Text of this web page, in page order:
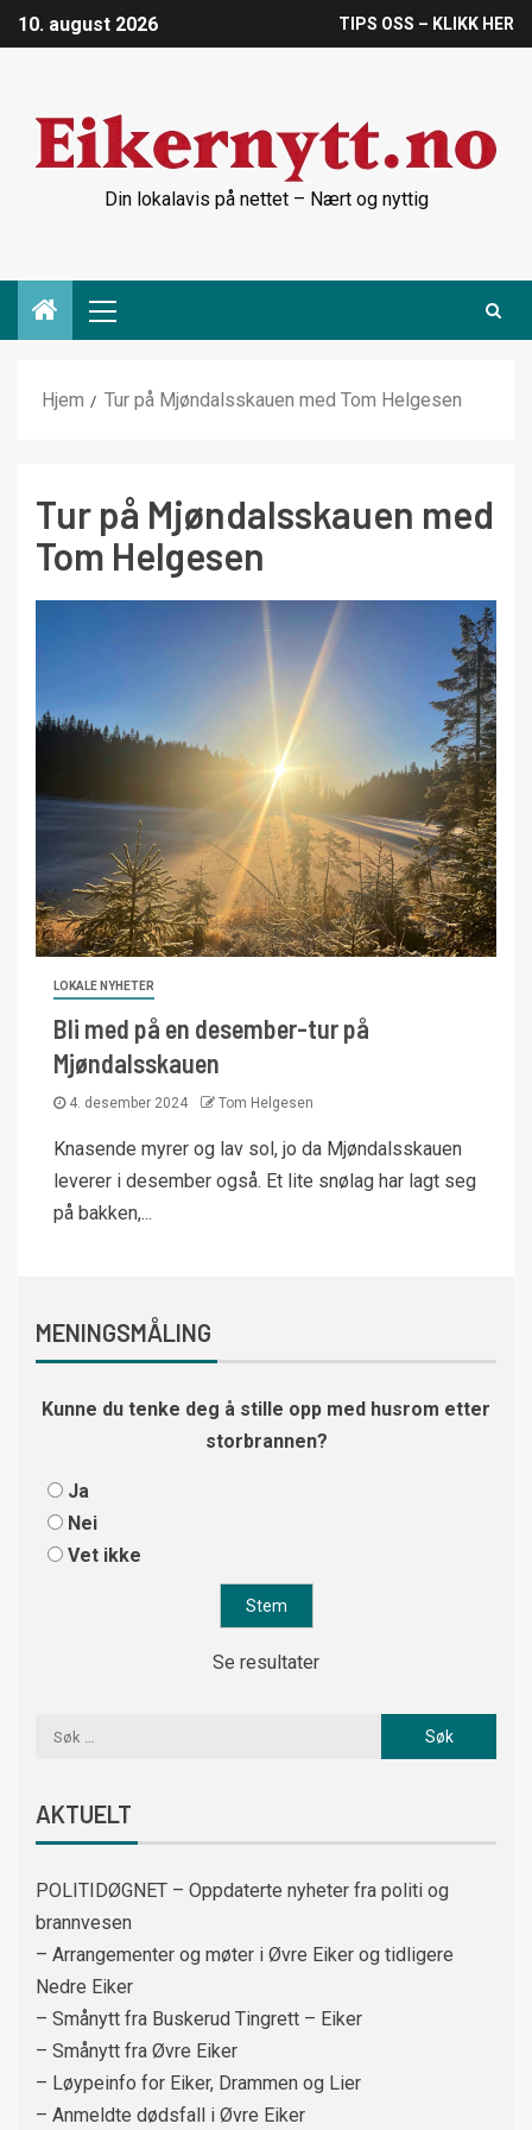
10. august 2026 TIPS OSS – KLIKK HER
Din lokalavis på nettet – Nært og nyttig
Hjem Tur på Mjøndalsskauen med Tom Helgesen
Tur på Mjøndalsskauen med
Tom Helgesen
LOKALE NYHETER
Bli med på en desember-tur på
Mjøndalsskauen
4. desember 2024 Tom Helgesen
Knasende myrer og lav sol, jo da Mjøndalsskauen
leverer i desember også. Et lite snølag har lagt seg
på bakken,...
MENINGSMÅLING
Kunne du tenke deg å stille opp med husrom etter
storbrannen?
Ja
Nei
Vet ikke
Se resultater
AKTUELT
POLITIDØGNET – Oppdaterte nyheter fra politi og
brannvesen
– Arrangementer og møter i Øvre Eiker og tidligere
Nedre Eiker
– Smånytt fra Buskerud Tingrett – Eiker
– Smånytt fra Øvre Eiker
– Løypeinfo for Eiker, Drammen og Lier
– Anmeldte dødsfall i Øvre Eiker